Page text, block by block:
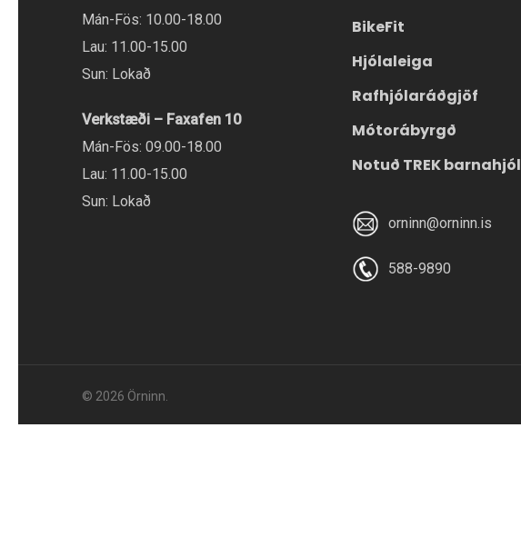
Mán-Fös: 10.00-18.00
Lau: 11.00-15.00
Sun: Lokað
Verkstæði – Faxafen 10
Mán-Fös: 09.00-18.00
Lau: 11.00-15.00
Sun: Lokað
BikeFit
Hjólaleiga
Rafhjólaráðgjöf
Mótorábyrgð
Notuð TREK barnahjól
orninn@orninn.is
588-9890
© 2026 Örninn.